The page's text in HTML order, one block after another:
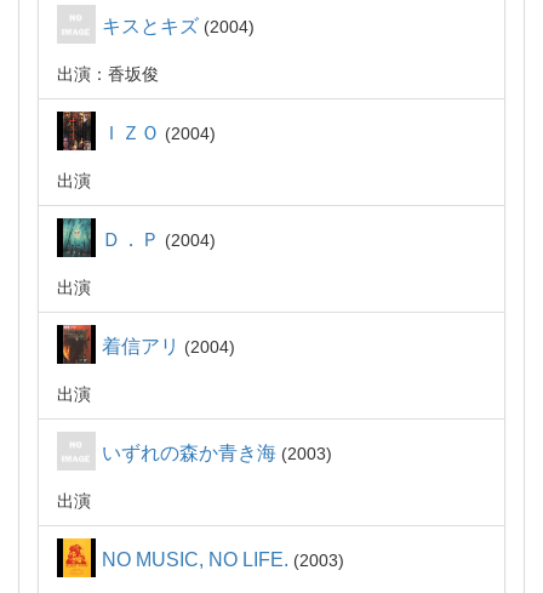
キスとキズ 2004
出演：香坂俊
ＩＺＯ 2004
出演
Ｄ．Ｐ 2004
出演
着信アリ 2004
出演
いずれの森か青き海 2003
出演
NO MUSIC, NO LIFE. 2003